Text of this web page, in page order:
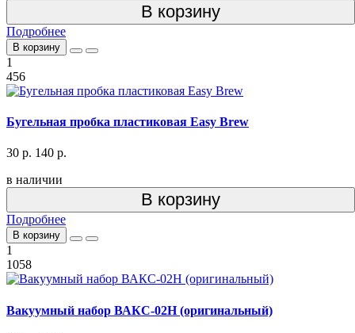
В корзину
Подробнее
В корзину
1
456
Бугельная пробка пластиковая Easy Brew
30 р. 140 р.
в наличии
В корзину
Подробнее
В корзину
1
1058
Вакуумный набор ВАКС-02Н (оригинальный)